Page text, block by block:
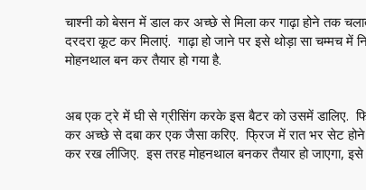
चाश्नी को बेसन में डाल कर अच्छे से मिला कर गाढ़ा होने तक
दरदरा कूट कर मिलाएं. गाढ़ा हो जाने पर इसे थोड़ा सा चम्मच
मोहनथाल बन कर तैयार हो गया है.
अब एक ट्रे में घी से ग्रीसिंग करके इस बैटर को उसमें डालिए.
कर अच्छे से दबा कर एक जैसा करिए. फ्रिज में रात भर सेट
कर रख लीजिए. इस तरह मोहनथाल बनकर तैयार हो जाएगा,